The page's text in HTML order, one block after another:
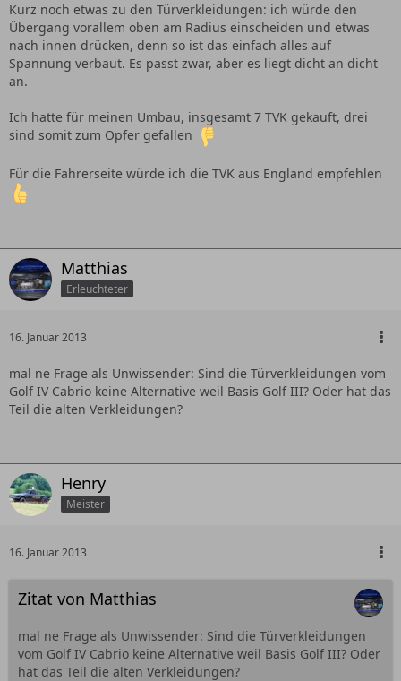
Kurz noch etwas zu den Türverkleidungen: ich würde den
Übergang vorallem oben am Radius einscheiden und etwas
nach innen drücken, denn so ist das einfach alles auf
Spannung verbaut. Es passt zwar, aber es liegt dicht an dicht
an.
Ich hatte für meinen Umbau, insgesamt 7 TVK gekauft, drei
sind somit zum Opfer gefallen
Für die Fahrerseite würde ich die TVK aus England empfehlen
Matthias
Erleuchteter
16. Januar 2013
mal ne Frage als Unwissender: Sind die Türverkleidungen vom
Golf IV Cabrio keine Alternative weil Basis Golf III? Oder hat das
Teil die alten Verkleidungen?
Henry
Meister
16. Januar 2013
Zitat von Matthias
mal ne Frage als Unwissender: Sind die Türverkleidungen
vom Golf IV Cabrio keine Alternative weil Basis Golf III? Oder
hat das Teil die alten Verkleidungen?